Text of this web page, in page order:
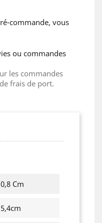
commande, vous
ou commandes
les commandes
frais de port.
Cm
Create wishlist